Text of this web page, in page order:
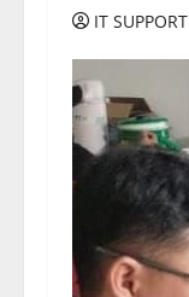
IT SUPPORT